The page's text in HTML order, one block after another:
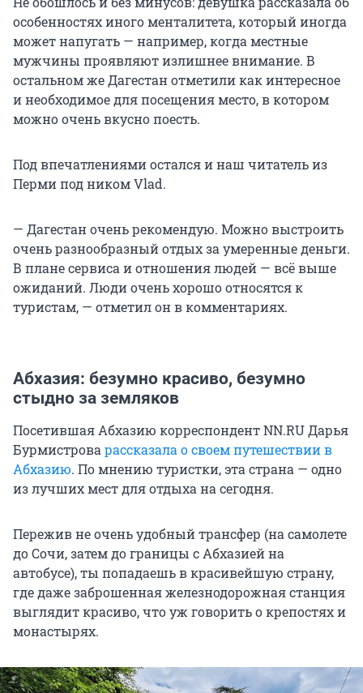
особенностях иного менталитета, который иногда
может напугать — например, когда местные
мужчины проявляют излишнее внимание. В
остальном же Дагестан отметили как интересное
и необходимое для посещения место, в котором
можно очень вкусно поесть.
Под впечатлениями остался и наш читатель из
Перми под ником Vlad.
— Дагестан очень рекомендую. Можно выстроить
очень разнообразный отдых за умеренные деньги.
В плане сервиса и отношения людей — всё выше
ожиданий. Люди очень хорошо относятся к
туристам, — отметил он в комментариях.
Абхазия: безумно красиво, безумно
стыдно за земляков
Посетившая Абхазию корреспондент NN.RU Дарья
Бурмистрова рассказала о своем путешествии в
Абхазию. По мнению туристки, эта страна — одно
из лучших мест для отдыха на сегодня.
Пережив не очень удобный трансфер (на самолете
до Сочи, затем до границы с Абхазией на
автобусе), ты попадаешь в красивейшую страну,
где даже заброшенная железнодорожная станция
выглядит красиво, что уж говорить о крепостях и
монастырях.